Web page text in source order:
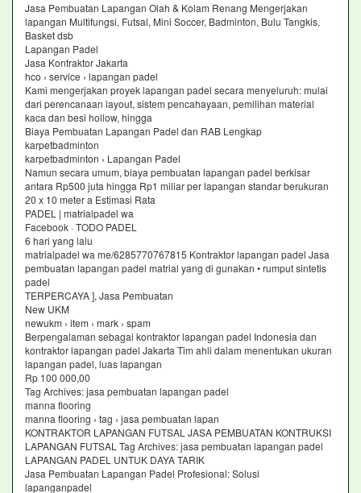
Jasa Pembuatan Lapangan Olah & Kolam Renang Mengerjakan
lapangan Multifungsi, Futsal, Mini Soccer, Badminton, Bulu Tangkis,
Basket dsb
Lapangan Padel
Jasa Kontraktor Jakarta
hco › service › lapangan padel
Kami mengerjakan proyek lapangan padel secara menyeluruh: mulai
dari perencanaan layout, sistem pencahayaan, pemilihan material
kaca dan besi hollow, hingga
Biaya Pembuatan Lapangan Padel dan RAB Lengkap
karpetbadminton
karpetbadminton › Lapangan Padel
Namun secara umum, biaya pembuatan lapangan padel berkisar
antara Rp500 juta hingga Rp1 miliar per lapangan standar berukuran
20 x 10 meter a Estimasi Rata
PADEL | matrialpadel wa
Facebook · TODO PADEL
6 hari yang lalu
matrialpadel wa me/6285770767815 Kontraktor lapangan padel Jasa
pembuatan lapangan padel matrial yang di gunakan • rumput sintetis
padel
TERPERCAYA ], Jasa Pembuatan
New UKM
newukm › item › mark › spam
Berpengalaman sebagai kontraktor lapangan padel Indonesia dan
kontraktor lapangan padel Jakarta Tim ahli dalam menentukan ukuran
lapangan padel, luas lapangan
Rp 100 000,00
Tag Archives: jasa pembuatan lapangan padel
manna flooring
manna flooring › tag › jasa pembuatan lapan
KONTRAKTOR LAPANGAN FUTSAL JASA PEMBUATAN KONTRUKSI
LAPANGAN FUTSAL Tag Archives: jasa pembuatan lapangan padel
LAPANGAN PADEL UNTUK DAYA TARIK
Jasa Pembuatan Lapangan Padel Profesional: Solusi
lapanganpadel